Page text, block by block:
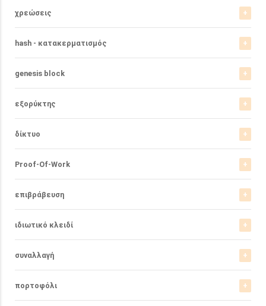
χρεώσεις
hash - κατακερματισμός
genesis block
εξορύκτης
δίκτυο
Proof-Of-Work
επιβράβευση
ιδιωτικό κλειδί
συναλλαγή
πορτοφόλι